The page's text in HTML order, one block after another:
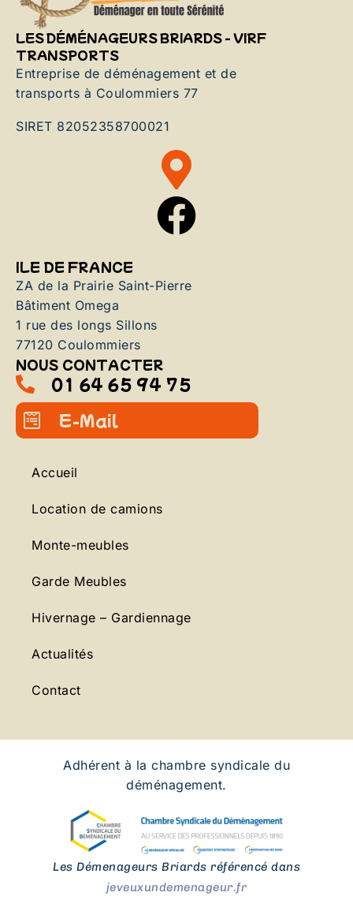
LES DÉMÉNAGEURS BRIARDS - VIRF
TRANSPORTS
Entreprise de déménagement et de
transports à Coulommiers 77
SIRET 82052358700021
ILE DE FRANCE
ZA de la Prairie Saint-Pierre
Bâtiment Omega
1 rue des longs Sillons
77120 Coulommiers
NOUS CONTACTER
01 64 65 94 75
E-Mail
Accueil
Location de camions
Monte-meubles
Garde Meubles
Hivernage – Gardiennage
Actualités
Contact
Adhérent à la chambre syndicale du
déménagement.
Les Démenageurs Briards référencé dans
jeveuxundemenageur.fr